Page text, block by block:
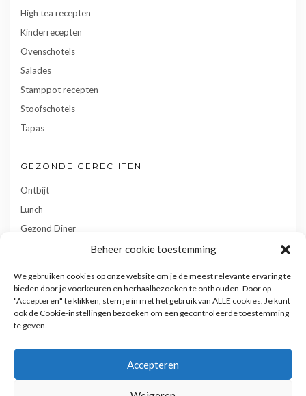
Beheer cookie toestemming
We gebruiken cookies op onze website om je de meest relevante ervaring te
bieden door je voorkeuren en herhaalbezoeken te onthouden. Door op
"Accepteren" te klikken, stem je in met het gebruik van ALLE cookies. Je kunt
ook de Cookie-instellingen bezoeken om een gecontroleerde toestemming
te geven.
Accepteren
High tea recepten
Kinderrecepten
Ovenschotels
Salades
Stamppot recepten
Stoofschotels
Tapas
GEZONDE GERECHTEN
Ontbijt
Lunch
Gezond Diner
Gebak